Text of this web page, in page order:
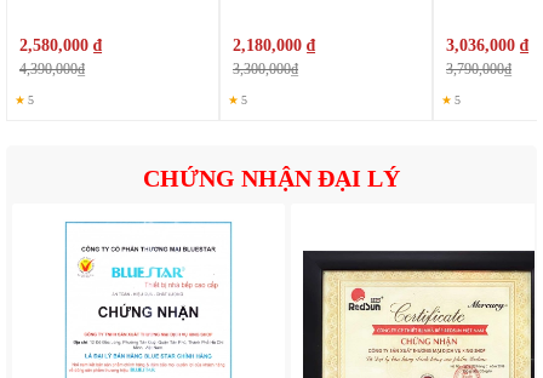
2,580,000 ₫
4,390,000₫
★ 5
2,180,000 ₫
3,300,000₫
★ 5
3,036,000 ₫
3,790,000₫
★ 5
CHỨNG NHẬN ĐẠI LÝ